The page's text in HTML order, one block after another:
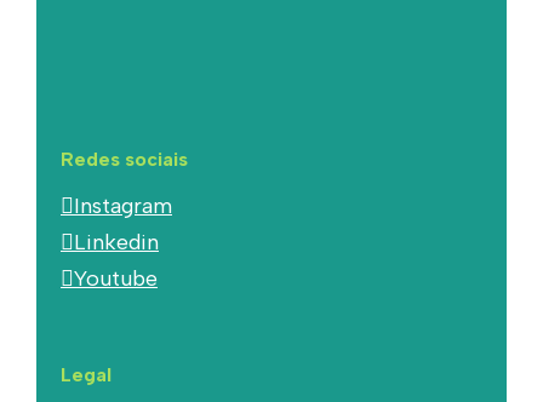
Redes sociais
Instagram
Linkedin
Youtube
Legal